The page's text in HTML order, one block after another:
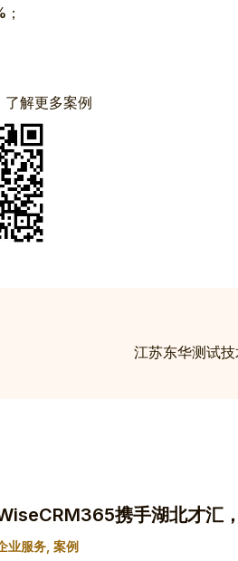
了解更多案例
江苏东华测试
携手湖北才汇
业服务, 案例